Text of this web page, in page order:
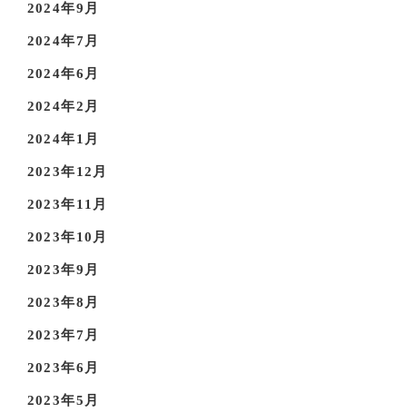
2024年9月
2024年7月
2024年6月
2024年2月
2024年1月
2023年12月
2023年11月
2023年10月
2023年9月
2023年8月
2023年7月
2023年6月
2023年5月